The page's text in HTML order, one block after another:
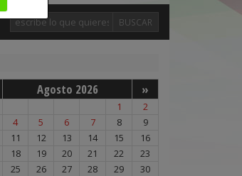
BUSCAR
Agosto 2026 »
1
2
4 5 6 7 8
9
11 12 13 14 15
16
18 19 20 21 22
23
25 26 27 28 29
30